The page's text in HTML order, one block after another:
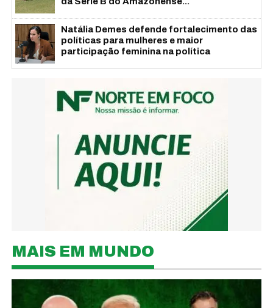
Natália Demes defende fortalecimento das
políticas para mulheres e maior
participação feminina na política
MAIS EM MUNDO